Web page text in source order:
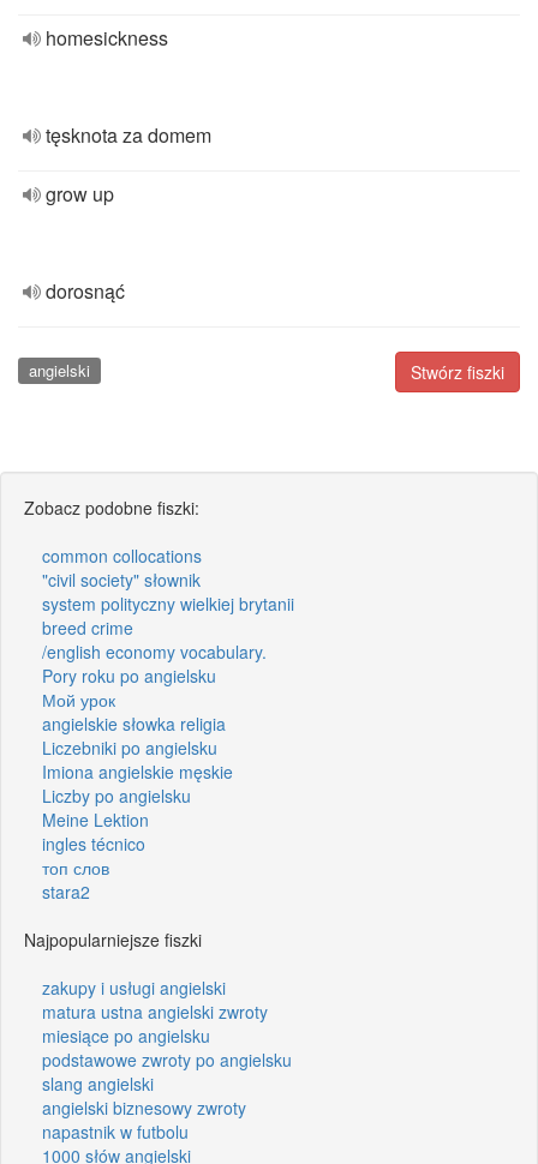
homesickness
tęsknota za domem
grow up
dorosnąć
Stwórz fiszki
angielski
Zobacz podobne fiszki:
common collocations
"civil society" słownik
system polityczny wielkiej brytanii
breed crime
/english economy vocabulary.
Pory roku po angielsku
Мой урок
angielskie słowka religia
Liczebniki po angielsku
Imiona angielskie męskie
Liczby po angielsku
Meine Lektion
ingles técnico
топ слов
stara2
Najpopularniejsze fiszki
zakupy i usługi angielski
matura ustna angielski zwroty
miesiące po angielsku
podstawowe zwroty po angielsku
slang angielski
angielski biznesowy zwroty
napastnik w futbolu
1000 słów angielski